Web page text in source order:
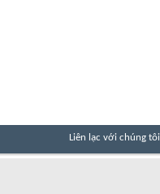
Liên lạc với chúng tôi